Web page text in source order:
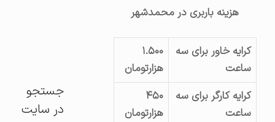
هزینه باربری در محمدشهر
کرایه خاور برای سه
ساعت
۱.۵۰۰
هزارتومان
کرایه کارگر برای سه
ساعت
۴۵۰
هزارتومان
جستجو
در سایت